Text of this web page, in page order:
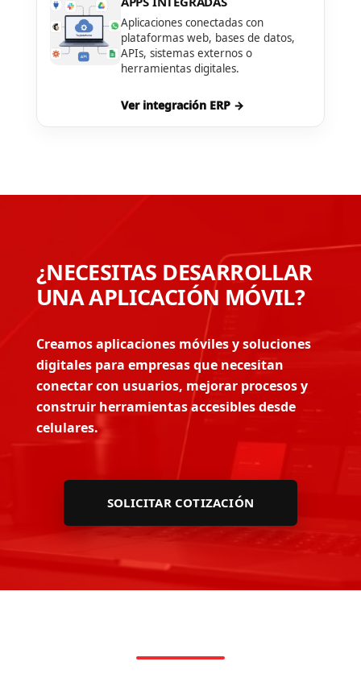
Aplicaciones conectadas con
plataformas web, bases de datos,
APIs, sistemas externos o
herramientas digitales.
Ver integración ERP →
¿NECESITAS DESARROLLAR
UNA APLICACIÓN MÓVIL?
Creamos aplicaciones móviles y soluciones
digitales para empresas que necesitan
conectar con usuarios, mejorar procesos y
construir herramientas accesibles desde
celulares.
SOLICITAR COTIZACIÓN